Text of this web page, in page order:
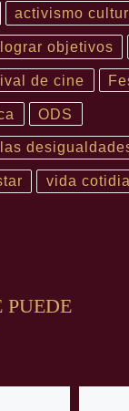
activismo
objetivos
de cine
ODS
vida
PUEDE